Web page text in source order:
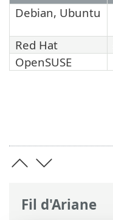
Fil d'Ariane
Debian, Ubuntu
Red Hat
OpenSUSE